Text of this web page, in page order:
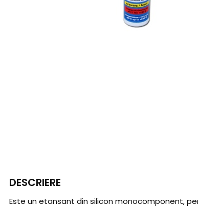
DESCRIERE
Este un etansant din silicon monocomponent,